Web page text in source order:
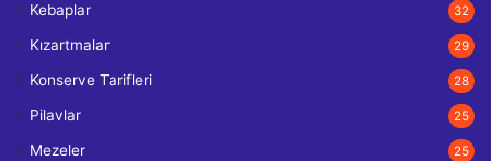
Kebaplar 32
Kızartmalar 29
Konserve Tarifleri 28
Pilavlar 25
Mezeler 25